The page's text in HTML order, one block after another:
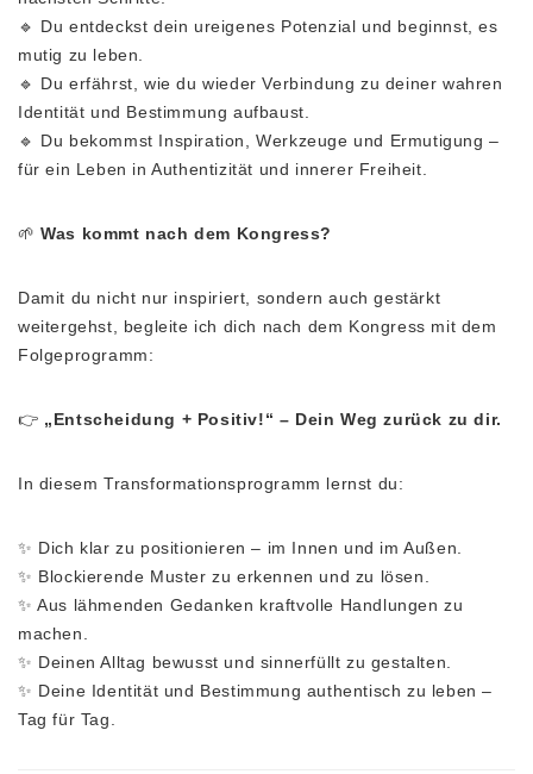
🔹 Du entdeckst dein ureigenes Potenzial und beginnst, es
mutig zu leben.
🔹 Du erfährst, wie du wieder Verbindung zu deiner wahren
Identität und Bestimmung aufbaust.
🔹 Du bekommst Inspiration, Werkzeuge und Ermutigung –
für ein Leben in Authentizität und innerer Freiheit.
🌱Was kommt nach dem Kongress?
Damit du nicht nur inspiriert, sondern auch gestärkt
weitergehst, begleite ich dich nach dem Kongress mit dem
Folgeprogramm:
👉 „Entscheidung + Positiv!“ – Dein Weg zurück zu dir.
In diesem Transformationsprogramm lernst du:
✨ Dich klar zu positionieren – im Innen und im Außen.
✨ Blockierende Muster zu erkennen und zu lösen.
✨ Aus lähmenden Gedanken kraftvolle Handlungen zu
machen.
✨ Deinen Alltag bewusst und sinnerfüllt zu gestalten.
✨ Deine Identität und Bestimmung authentisch zu leben –
Tag für Tag.